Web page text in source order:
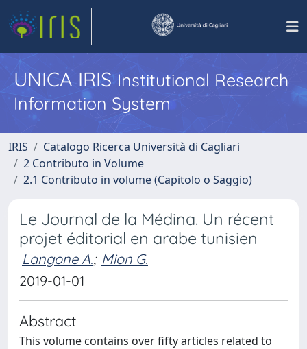
UNICA IRISInstitutional Research
Information System
IRIS
Catalogo Ricerca Università di Cagliari
2 Contributo in Volume
2.1 Contributo in volume (Capitolo o Saggio)
Le Journal de la Médina. Un récent
projet éditorial en arabe tunisien
Langone A.; Mion G.
2019-01-01
Abstract
This volume contains over fifty articles related to